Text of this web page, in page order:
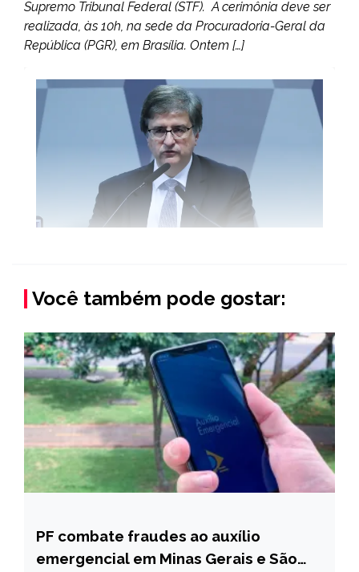
Supremo Tribunal Federal (STF). A cerimônia deve ser
realizada, às 10h, na sede da Procuradoria-Geral da
República (PGR), em Brasília. Ontem […]
Você também pode gostar:
BRASIL
MINAS
PF combate fraudes ao auxílio
emergencial em Minas Gerais e São